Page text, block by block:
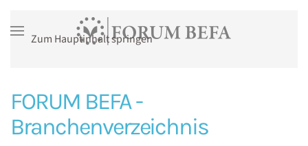
Zum Hauptinhalt springen
FORUM BEFA -
Branchenverzeichnis